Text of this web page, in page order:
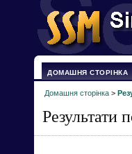
ДОМАШНЯ СТОРІНКА
Домашня сторінка >
Результати